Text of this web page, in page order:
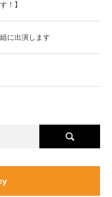
！】
に出演します